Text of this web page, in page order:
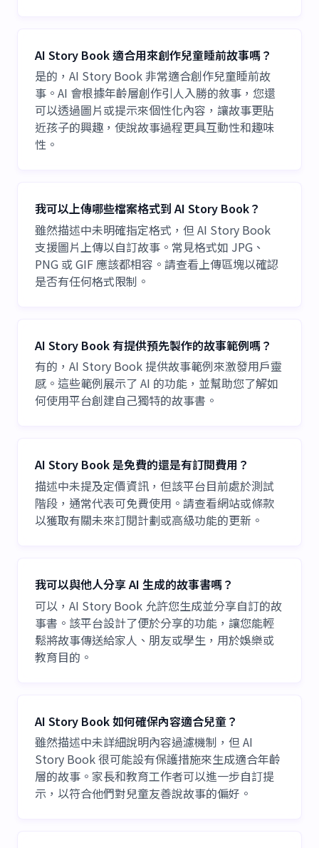
AI Story Book 適合用來創作兒童睡前故事嗎？
是的，AI Story Book 非常適合創作兒童睡前故
事。AI 會根據年齡層創作引人入勝的敘事，您還
可以透過圖片或提示來個性化內容，讓故事更貼
近孩子的興趣，使說故事過程更具互動性和趣味
性。
我可以上傳哪些檔案格式到 AI Story Book？
雖然描述中未明確指定格式，但 AI Story Book
支援圖片上傳以自訂故事。常見格式如 JPG、
PNG 或 GIF 應該都相容。請查看上傳區塊以確認
是否有任何格式限制。
AI Story Book 有提供預先製作的故事範例嗎？
有的，AI Story Book 提供故事範例來激發用戶靈
感。這些範例展示了 AI 的功能，並幫助您了解如
何使用平台創建自己獨特的故事書。
AI Story Book 是免費的還是有訂閱費用？
描述中未提及定價資訊，但該平台目前處於測試
階段，通常代表可免費使用。請查看網站或條款
以獲取有關未來訂閱計劃或高級功能的更新。
我可以與他人分享 AI 生成的故事書嗎？
可以，AI Story Book 允許您生成並分享自訂的故
事書。該平台設計了便於分享的功能，讓您能輕
鬆將故事傳送給家人、朋友或學生，用於娛樂或
教育目的。
AI Story Book 如何確保內容適合兒童？
雖然描述中未詳細說明內容過濾機制，但 AI
Story Book 很可能設有保護措施來生成適合年齡
層的故事。家長和教育工作者可以進一步自訂提
示，以符合他們對兒童友善說故事的偏好。